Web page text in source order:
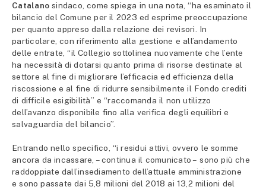
Catalano sindaco, come spiega in una nota, “ha esaminato il
bilancio del Comune per il 2023 ed esprime preoccupazione
per quanto appreso dalla relazione dei revisori. In
particolare, con riferimento alla gestione e all’andamento
delle entrate, “il Collegio sottolinea nuovamente che l’ente
ha necessità di dotarsi quanto prima di risorse destinate al
settore al fine di migliorare l’efficacia ed efficienza della
riscossione e al fine di ridurre sensibilmente il Fondo crediti
di difficile esigibilità” e “raccomanda il non utilizzo
dell’avanzo disponibile fino alla verifica degli equilibri e
salvaguardia del bilancio”.
Entrando nello specifico, “i residui attivi, ovvero le somme
ancora da incassare, – continua il comunicato – sono più che
raddoppiate dall’insediamento dell’attuale amministrazione
e sono passate dai 5,8 milioni del 2018 ai 13,2 milioni del